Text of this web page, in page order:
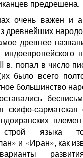
предрешена.
очень важен и
древнейших
древнее
индоевропейского
в. попал в число
было всего
большинство
скифо-
строй языка
и «Иран», как